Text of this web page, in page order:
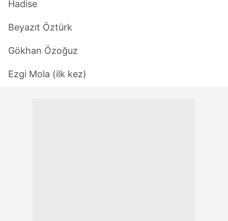
Hadise
Beyazıt Öztürk
Gökhan Özoğuz
Ezgi Mola (ilk kez)